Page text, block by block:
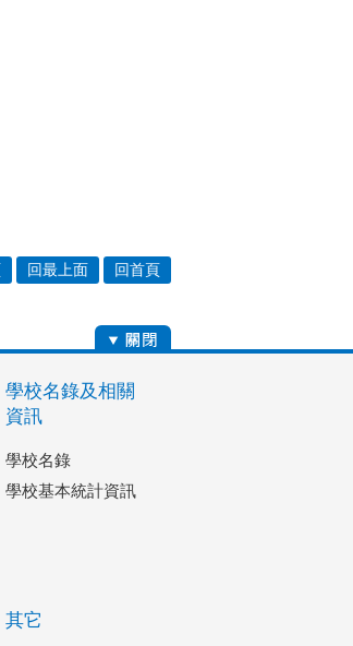
回最上面 回首頁
學校名錄及相關
資訊
學校名錄
學校基本統計資訊
其它